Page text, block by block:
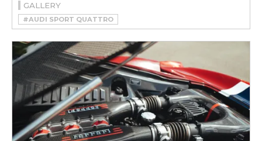
GALLERY
#AUDI SPORT QUATTRO
#HSR MANUFAKTUR
#RESTOMOD